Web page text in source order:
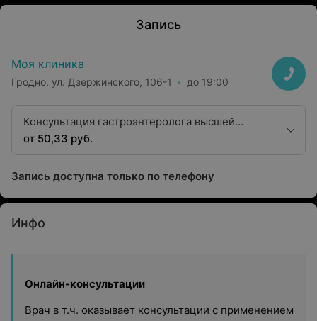
Запись
Моя клиника
Гродно, ул. Дзержинского, 106-1 до 19:00
Консультация гастроэнтеролога высшей
квалификационной категории
от 50,33 руб.
Запись доступна только по телефону
Инфо
Онлайн-консультации
Врач в т.ч. оказывает консультации с применением